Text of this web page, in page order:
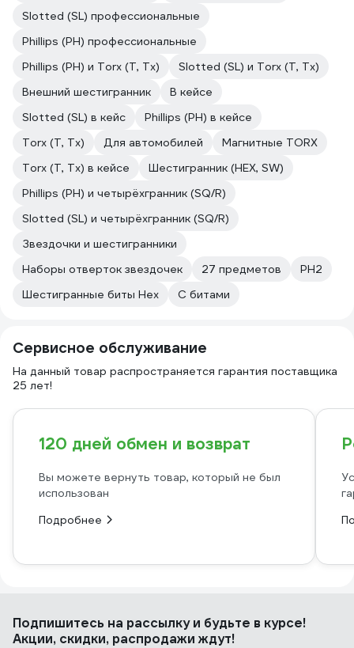
Slotted (SL) профессиональные
Phillips (PH) профессиональные
Phillips (PH) и Torx (T, Tx)
Slotted (SL) и Torx (T, Tx)
Внешний шестигранник
В кейсе
Slotted (SL) в кейс
Phillips (PH) в кейсе
Torx (T, Tx)
Для автомобилей
Магнитные TORX
Torx (T, Tx) в кейсе
Шестигранник (HEX, SW)
Phillips (PH) и четырёхгранник (SQ/R)
Slotted (SL) и четырёхгранник (SQ/R)
Звездочки и шестигранники
Наборы отверток звездочек
27 предметов
PH2
Шестигранные биты Hex
С битами
Сервисное обслуживание
На данный товар распространяется гарантия поставщика
25 лет!
120 дней обмен и возврат
Вы можете вернуть товар, который не был
использован
Подробнее
Подпишитесь на рассылкуи будьте в курсе!
Акции, скидки, распродажи ждут!